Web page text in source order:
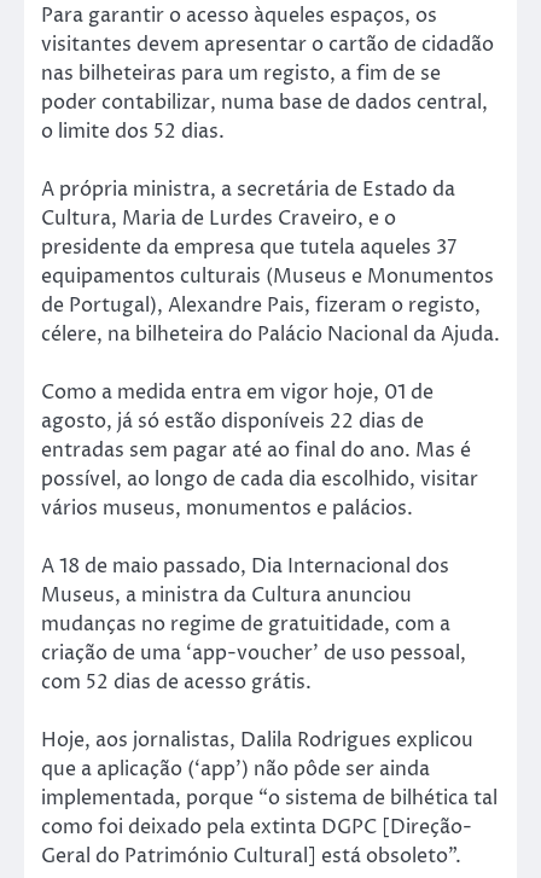
Para garantir o acesso àqueles espaços, os
visitantes devem apresentar o cartão de cidadão
nas bilheteiras para um registo, a fim de se
poder contabilizar, numa base de dados central,
o limite dos 52 dias.
A própria ministra, a secretária de Estado da
Cultura, Maria de Lurdes Craveiro, e o
presidente da empresa que tutela aqueles 37
equipamentos culturais (Museus e Monumentos
de Portugal), Alexandre Pais, fizeram o registo,
célere, na bilheteira do Palácio Nacional da Ajuda.
Como a medida entra em vigor hoje, 01 de
agosto, já só estão disponíveis 22 dias de
entradas sem pagar até ao final do ano. Mas é
possível, ao longo de cada dia escolhido, visitar
vários museus, monumentos e palácios.
A 18 de maio passado, Dia Internacional dos
Museus, a ministra da Cultura anunciou
mudanças no regime de gratuitidade, com a
criação de uma ‘app-voucher’ de uso pessoal,
com 52 dias de acesso grátis.
Hoje, aos jornalistas, Dalila Rodrigues explicou
que a aplicação (‘app’) não pôde ser ainda
implementada, porque “o sistema de bilhética tal
como foi deixado pela extinta DGPC [Direção-
Geral do Património Cultural] está obsoleto”.